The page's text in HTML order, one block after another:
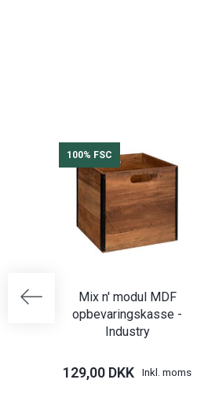
100% FSC
Mix n' modul MDF
opbevaringskasse -
Industry
129,00 DKK Inkl. moms